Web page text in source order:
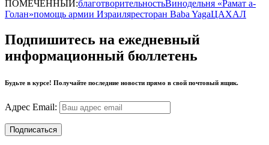
ПОМЕЧЕННЫЙ:благотворительностьВинодельня «Рамат а-
Голан»помощь армии Израиляресторан Baba YagaЦАХАЛ
Подпишитесь на ежедневный
информационный бюллетень
Будьте в курсе! Получайте последние новости прямо в свой почтовый ящик.
Адрес Email: